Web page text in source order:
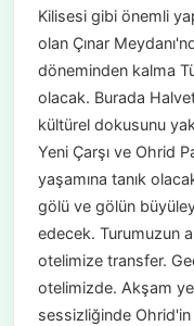
Kilisesi gibi önemli
olan Çınar
döneminden kalma
olacak. Burada
kültürel dokusunu
Yeni Çarşı ve Ohrid
yaşamına tanık
gölü ve gölün
edecek. Turumuzun
otelimize transfer.
otelimizde. Akşam
sessizliğinde Ohrid'in